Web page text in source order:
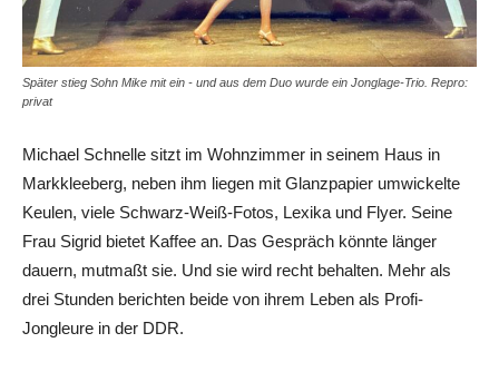
Später stieg Sohn Mike mit ein - und aus dem Duo wurde ein Jonglage-Trio. Repro:
privat
Michael Schnelle sitzt im Wohnzimmer in seinem Haus in
Markkleeberg, neben ihm liegen mit Glanzpapier umwickelte
Keulen, viele Schwarz-Weiß-Fotos, Lexika und Flyer. Seine
Frau Sigrid bietet Kaffee an. Das Gespräch könnte länger
dauern, mutmaßt sie. Und sie wird recht behalten. Mehr als
drei Stunden berichten beide von ihrem Leben als Profi-
Jongleure in der DDR.